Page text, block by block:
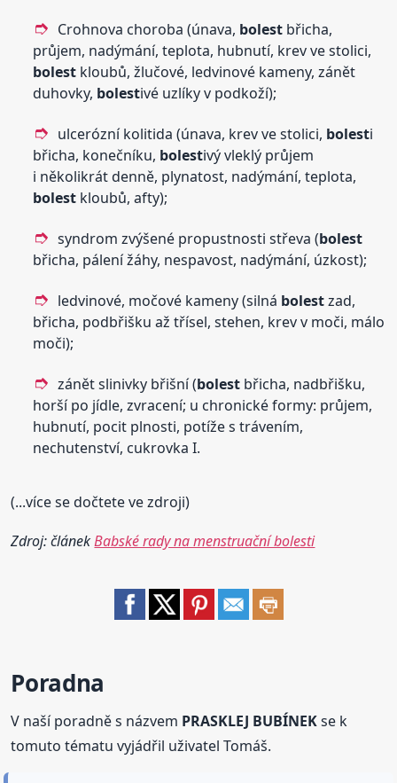
Crohnova choroba (únava, bolest břicha,
průjem, nadýmání, teplota, hubnutí, krev ve stolici,
bolest kloubů, žlučové, ledvinové kameny, zánět
duhovky, bolestivé uzlíky v podkoží);
ulcerózní kolitida (únava, krev ve stolici, bolesti
břicha, konečníku, bolestivý vleklý průjem
i několikrát denně, plynatost, nadýmání, teplota,
bolest kloubů, afty);
syndrom zvýšené propustnosti střeva (bolest
břicha, pálení žáhy, nespavost, nadýmání, úzkost);
ledvinové, močové kameny (silná bolestzad,
břicha, podbřišku až třísel, stehen, krev v moči, málo
moči);
zánět slinivky břišní (bolest břicha, nadbřišku,
horší po jídle, zvracení; u chronické formy: průjem,
hubnutí, pocit plnosti, potíže s trávením,
nechutenství, cukrovka I.
(...více se dočtete ve zdroji)
Zdroj: článekBabské rady na menstruační bolesti
Poradna
V naší poradně s názvem PRASKLEJ BUBÍNEKse k
tomuto tématu vyjádřil uživatel Tomáš.